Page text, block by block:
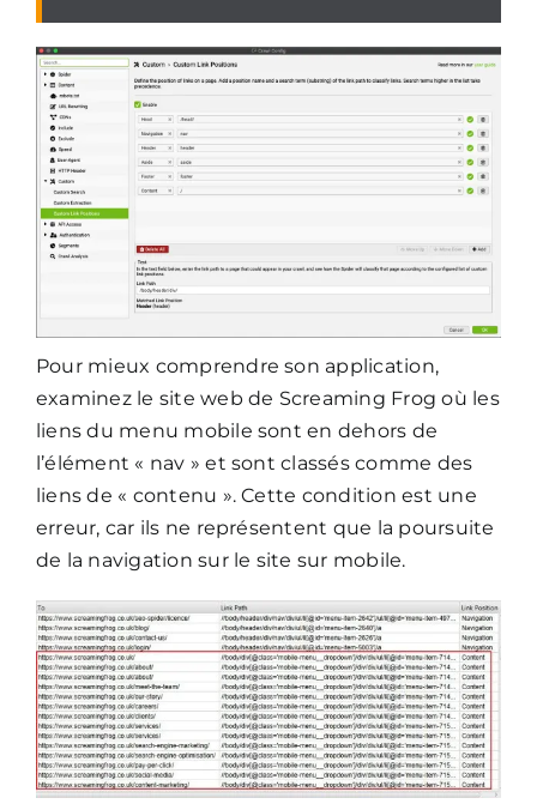
Pour mieux comprendre son application,
examinez le site web de Screaming Frog où les
liens du menu mobile sont en dehors de
l’élément « nav » et sont classés comme des
liens de « contenu ». Cette condition est une
erreur, car ils ne représentent que la poursuite
de la navigation sur le site sur mobile.